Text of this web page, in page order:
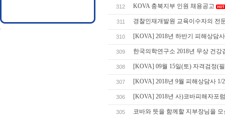
312 KOVA 충북지부 인원 채용공고
311 경찰인재개발원 교육이수자의 전
310 [KOVA] 2018년 하반기 피해상담
309 한국의학연구소 2018년 무상 건강
308 [KOVA] 09월 15일(토) 자격검정(
307 [KOVA] 2018년 9월 피해상담사 1/
306 [KOVA] 2018년 사)코바피해자포
305 코바와 뜻을 함께할 지부장님을 모